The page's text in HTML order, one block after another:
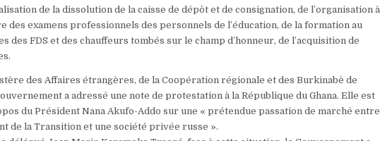
de la dissolution de la caisse de dépôt et de consignation, de l’organisation à
des examens professionnels des personnels de l’éducation, de la formation au
des FDS et des chauffeurs tombés sur le champ d’honneur, de l’acquisition de
des Affaires étrangères, de la Coopération régionale et des Burkinabè de
a adressé une note de protestation à la République du Ghana. Elle est
du Président Nana Akufo-Addo sur une « prétendue passation de marché entre
de la Transition et une société privée russe ».